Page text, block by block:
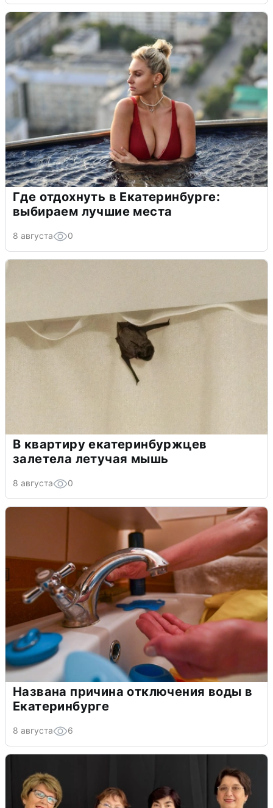
Где отдохнуть в Екатеринбурге:
выбираем лучшие места
8 августа 0
В квартиру екатеринбуржцев
залетела летучая мышь
8 августа 0
Названа причина отключения воды в
Екатеринбурге
8 августа 6